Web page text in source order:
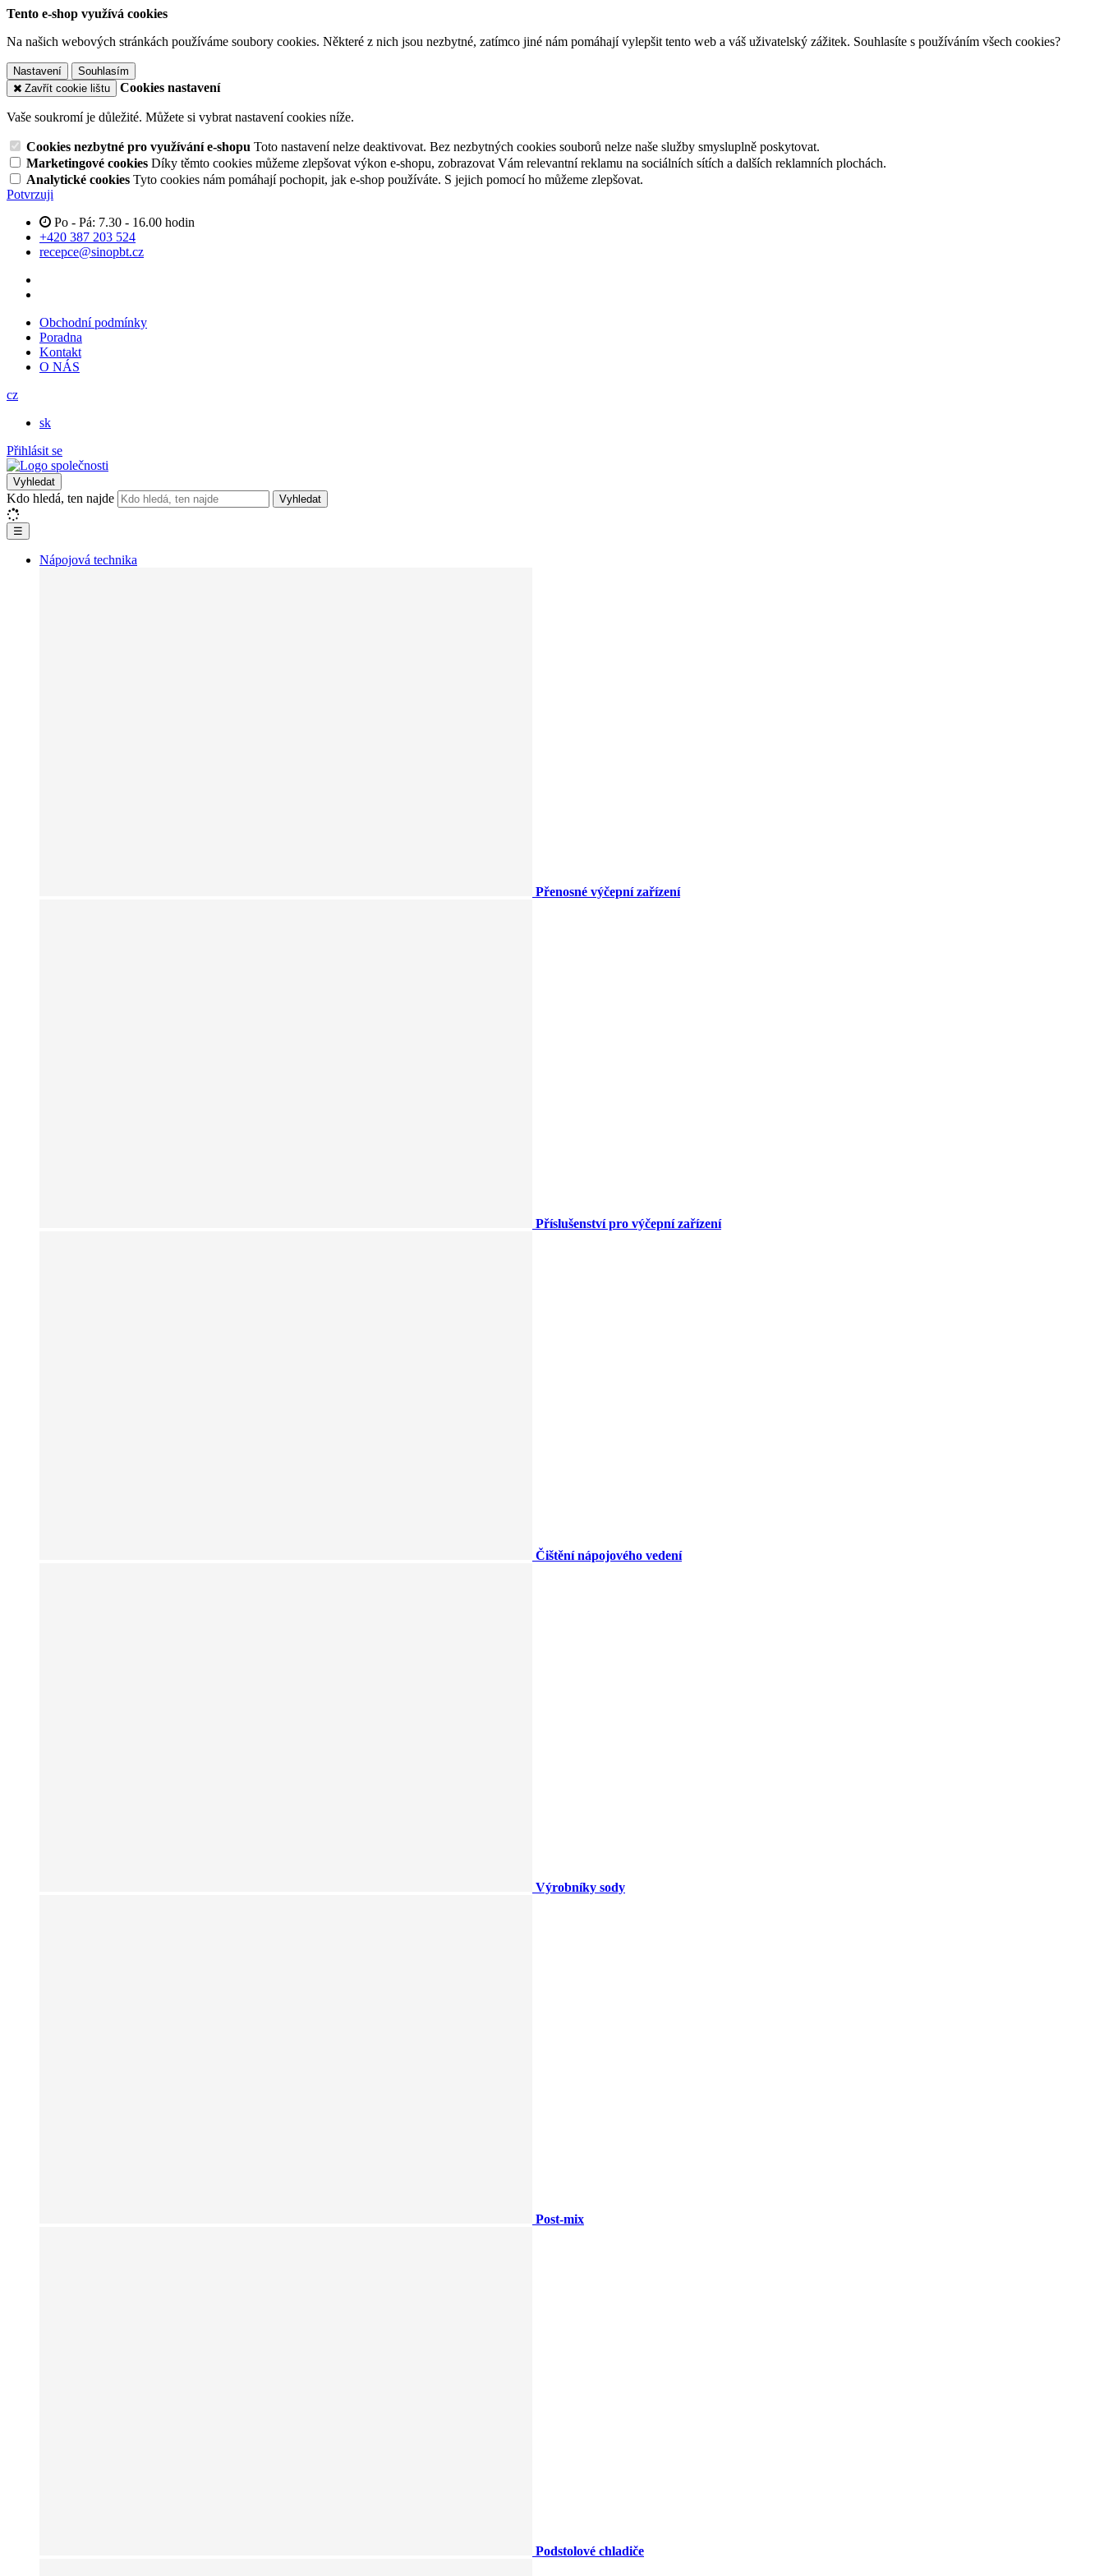
Tento e-shop využívá cookies
Na našich webových stránkách používáme soubory cookies. Některé z nich jsou nezbytné, zatímco jiné nám pomáhají vylepšit tento web a váš uživatelský zážitek. Souhlasíte s používáním všech cookies?
Nastavení
Souhlasím
Zavřít cookie lištu
Cookies nastavení
Vaše soukromí je důležité. Můžete si vybrat nastavení cookies níže.
Cookies nezbytné pro využívání e-shopu Toto nastavení nelze deaktivovat. Bez nezbytných cookies souborů nelze naše služby smysluplně poskytovat.
Marketingové cookies Díky těmto cookies můžeme zlepšovat výkon e-shopu, zobrazovat Vám relevantní reklamu na sociálních sítích a dalších reklamních plochách.
Analytické cookies Tyto cookies nám pomáhají pochopit, jak e-shop používáte. S jejich pomocí ho můžeme zlepšovat.
Potvrzuji
Po - Pá: 7.30 - 16.00 hodin
+420 387 203 524
recepce@sinopbt.cz
Obchodní podmínky
Poradna
Kontakt
O NÁS
cz
sk
Přihlásit se
Vyhledat
Kdo hledá, ten najde Vyhledat
☰
Nápojová technika
Přenosné výčepní zařízení
Příslušenství pro výčepní zařízení
Čištění nápojového vedení
Výrobníky sody
Post-mix
Podstolové chladiče